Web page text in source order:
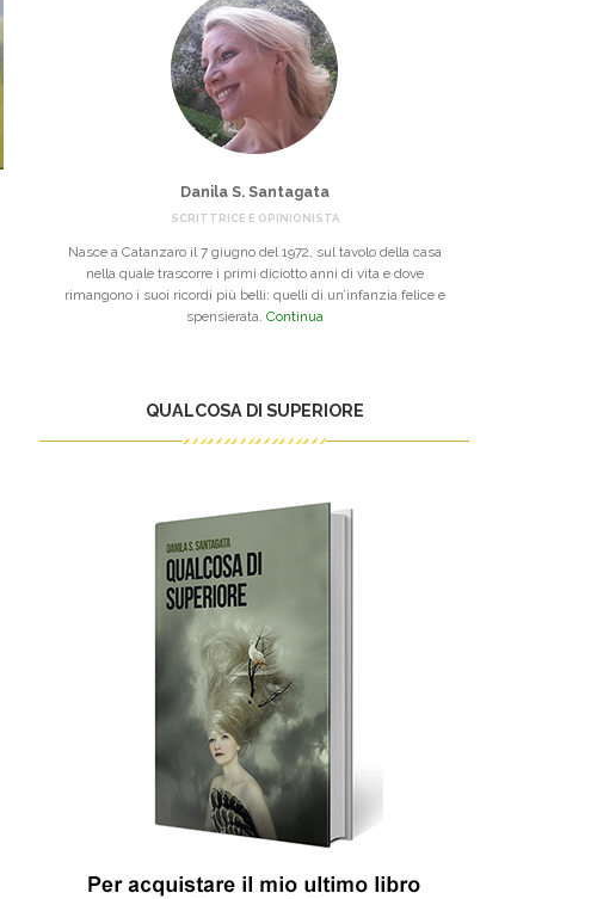
Danila S. Santagata
SCRITTRICE E OPINIONISTA
Nasce a Catanzaro il 7 giugno del 1972, sul tavolo della casa
nella quale trascorre i primi diciotto anni di vita e dove
rimangono i suoi ricordi più belli: quelli di un’infanzia felice e
spensierata. Continua
QUALCOSA DI SUPERIORE